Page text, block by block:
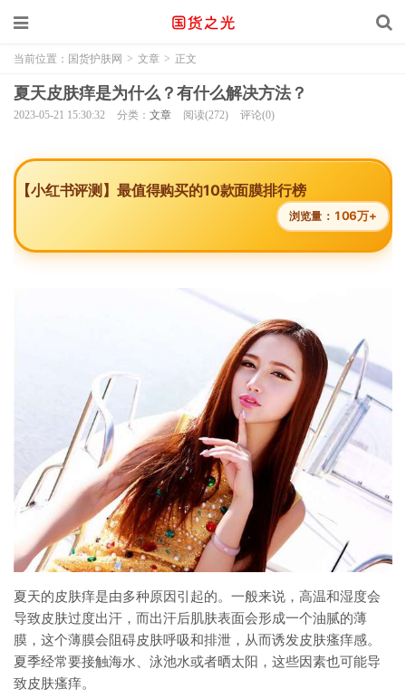
当前位置： 国货护肤网 > 文章 > 正文
夏天皮肤痒是为什么？有什么解决方法？
2023-05-21 15:30:32 分类： 文章 阅读(272) 评论(0)
【小红书评测】最值得购买的10款面膜排行榜
浏览量： 106万+
夏天的皮肤痒是由多种原因引起的。一般来说，高温和湿度会
导致皮肤过度出汗，而出汗后肌肤表面会形成一个油腻的薄
膜，这个薄膜会阻碍皮肤呼吸和排泄，从而诱发皮肤瘙痒感。
夏季经常要接触海水、泳池水或者晒太阳，这些因素也可能导
致皮肤瘙痒。